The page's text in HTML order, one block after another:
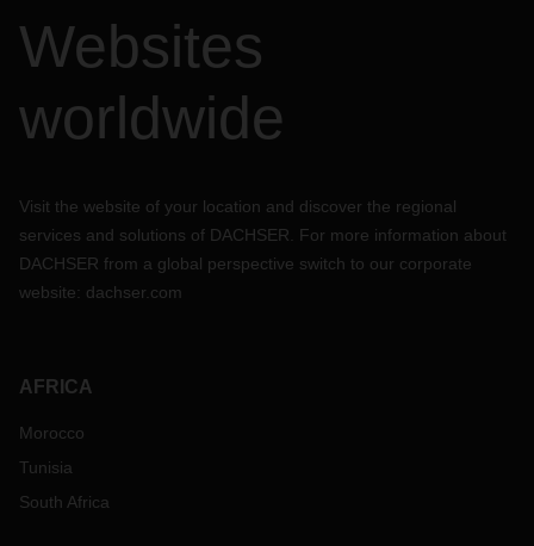
Websites
worldwide
Visit the website of your location and discover the regional
services and solutions of DACHSER. For more information about
DACHSER from a global perspective switch to our corporate
website: dachser.com
AFRICA
Morocco
Tunisia
South Africa